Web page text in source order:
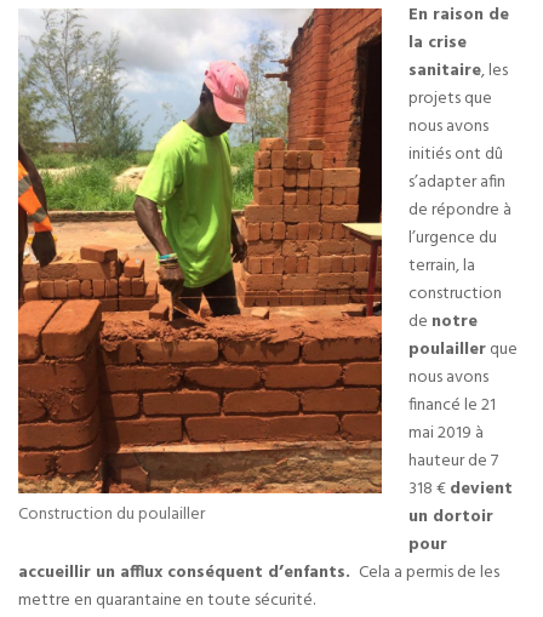
Construction du poulailler
En raison de
la crise
sanitaire, les
projets que
nous avons
initiés ont dû
s’adapter afin
de répondre à
l’urgence du
terrain, la
construction
de notre
poulaillerque
nous avons
financé le 21
mai 2019 à
hauteur de 7
318 €devient
un dortoir
pour
accueillir un afflux conséquent d’enfants. Cela a permis de les
mettre en quarantaine en toute sécurité.